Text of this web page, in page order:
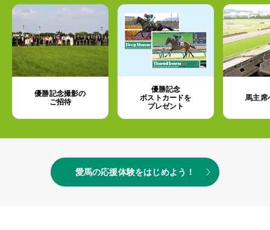
優勝記念撮影の
ご招待
優勝記念
ポストカードを
プレゼント
馬主席
愛馬の応援体験をはじめよう！